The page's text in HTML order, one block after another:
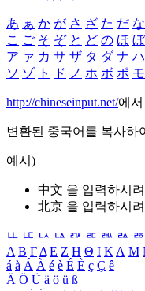
あ ぁ か が さ ざ た だ な
こ ご そ ぞ と ど の ほ ぼ
ア ァ カ サ ザ タ ダ ナ ハ
ソ ゾ ト ド ノ ホ ボ ポ モ
http://chineseinput.net/에
변환된 중국어를 복사하
예시)
中文 을 입력하시
北京 을 입력하시
ㅥ ㅦ ㅧ ㅨ ㅩ ㅪ ㅫ ㅬ ㅭ
Α Β ΓΔ Ε Ζ Η Θ Ι ΚΛ Μ
á à Á À é è É È ç Ç ê
Ä Ö Ü ä ö ü ß